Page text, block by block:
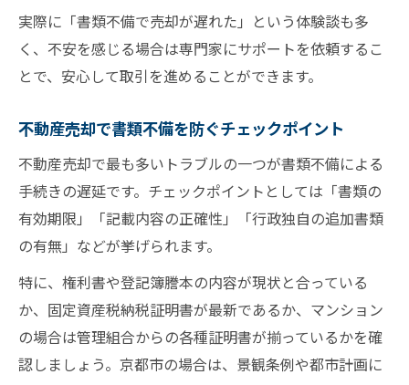
実際に「書類不備で売却が遅れた」という体験談も多
く、不安を感じる場合は専門家にサポートを依頼するこ
とで、安心して取引を進めることができます。
不動産売却で書類不備を防ぐチェックポイント
不動産売却で最も多いトラブルの一つが書類不備による
手続きの遅延です。チェックポイントとしては「書類の
有効期限」「記載内容の正確性」「行政独自の追加書類
の有無」などが挙げられます。
特に、権利書や登記簿謄本の内容が現状と合っている
か、固定資産税納税証明書が最新であるか、マンション
の場合は管理組合からの各種証明書が揃っているかを確
認しましょう。京都市の場合は、景観条例や都市計画に